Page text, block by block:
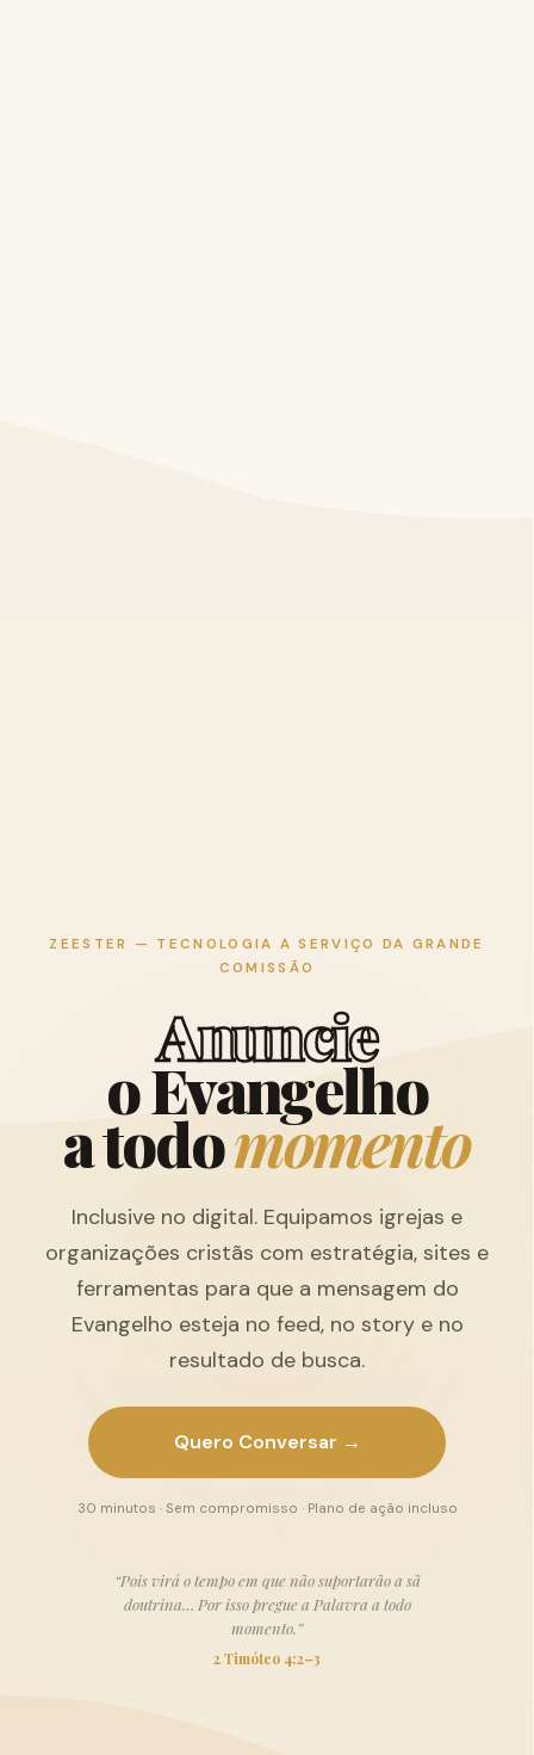
ZEESTER — TECNOLOGIA A SERVIÇO DA GRANDE
COMISSÃO
Anuncie
oEvangelho
atodomomento
Inclusive no digital. Equipamos igrejas e
organizações cristãs com estratégia, sites e
ferramentas para que a mensagem do
Evangelho esteja no feed, no story e no
resultado de busca.
Quero Conversar →
30 minutos · Sem compromisso · Plano de ação incluso
“Pois virá o tempo em que não suportarão a sã
doutrina… Por isso pregue a Palavra a todo
momento.”
2 Timóteo 4:2–3